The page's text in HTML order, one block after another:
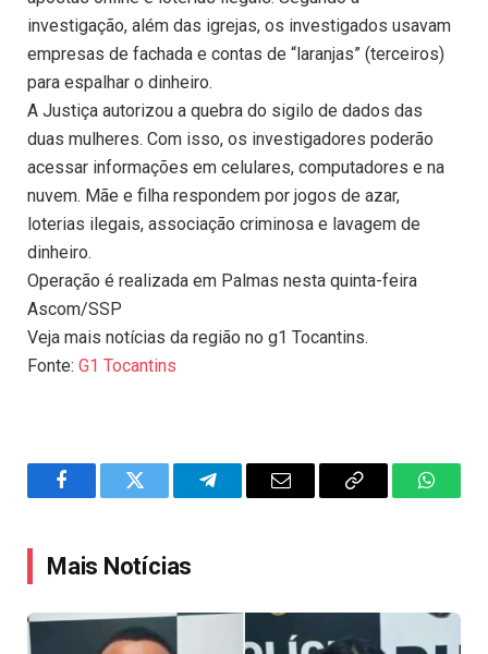
investigação, além das igrejas, os investigados usavam
empresas de fachada e contas de “laranjas” (terceiros)
para espalhar o dinheiro.
A Justiça autorizou a quebra do sigilo de dados das
duas mulheres. Com isso, os investigadores poderão
acessar informações em celulares, computadores e na
nuvem. Mãe e filha respondem por jogos de azar,
loterias ilegais, associação criminosa e lavagem de
dinheiro.
Operação é realizada em Palmas nesta quinta-feira
Ascom/SSP
Veja mais notícias da região no g1 Tocantins.
Fonte: G1 Tocantins
FacebookTwitter TelegramEmail
Copy
Mais Notícias